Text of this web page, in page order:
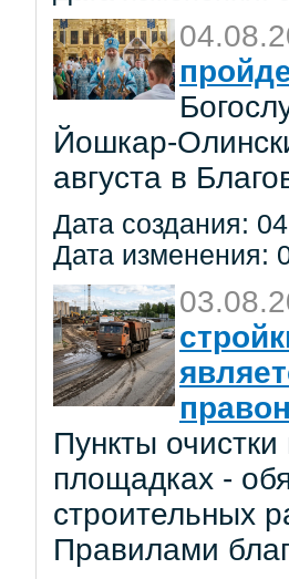
Йошкар-
августа в
Дата создания:
Дата изменения:
Пункты
площадках -
строительных
Правилами